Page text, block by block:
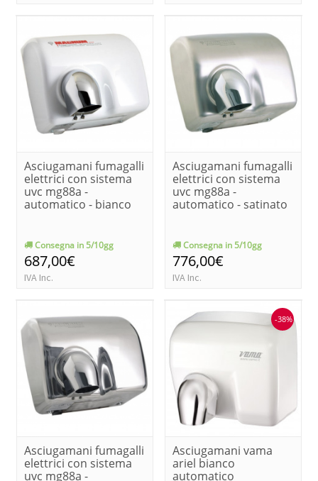
Asciugamani fumagalli
elettrici con sistema
uvc mg88a -
automatico - bianco
Consegna in 5/10gg
687,00€
IVA Inc.
Asciugamani fumagalli
elettrici con sistema
uvc mg88a -
automatico - satinato
Consegna in 5/10gg
776,00€
IVA Inc.
Asciugamani fumagalli
elettrici con sistema
uvc mg88a -
-38%
Asciugamani vama
ariel bianco
automatico